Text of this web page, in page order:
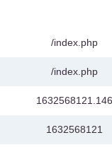
/index.php
/index.php
1632568121.146
1632568121